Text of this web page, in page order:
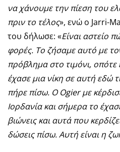
να χάνουμε την πίεση του
πριν το τέλος», ενώ ο Jarri-
του δήλωσε: «Είναι αστείο
φορές. Το ζήσαμε αυτό με
πρόβλημα στο τιμόνι, οπότε
έχασε μια νίκη σε αυτή εδώ
πήρε πίσω. Ο Ogier με
Ιορδανία και σήμερα το
βιώνεις και αυτά που
δώσεις πίσω. Αυτή είναι η